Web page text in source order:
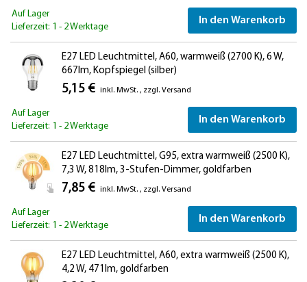
Auf Lager
Lieferzeit: 1 - 2 Werktage
In den Warenkorb
E27 LED Leuchtmittel, A60, warmweiß (2700 K), 6 W,
667lm, Kopfspiegel (silber)
5,15 € inkl. MwSt. , zzgl. Versand
Auf Lager
Lieferzeit: 1 - 2 Werktage
In den Warenkorb
E27 LED Leuchtmittel, G95, extra warmweiß (2500 K),
7,3 W, 818lm, 3-Stufen-Dimmer, goldfarben
7,85 € inkl. MwSt. , zzgl. Versand
Auf Lager
Lieferzeit: 1 - 2 Werktage
In den Warenkorb
E27 LED Leuchtmittel, A60, extra warmweiß (2500 K),
4,2 W, 471lm, goldfarben